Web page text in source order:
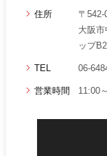
住所
〒542-
大阪
ップ
TEL 06-
営業時間 11:00